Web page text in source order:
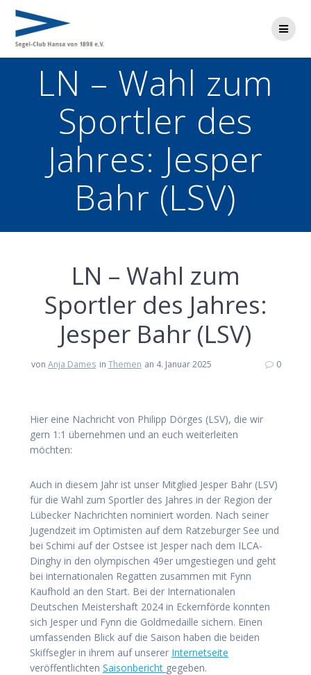
LN – Wahl zum
Sportler des
Jahres: Jesper
Bahr (LSV)
LN – Wahl zum
Sportler des Jahres:
Jesper Bahr (LSV)
vonAnja Dames in Themen an 4. Januar 2025 0
Hier eine Nachricht von Philipp Dörges (LSV), die wir
gern 1:1 übernehmen und an euch weiterleiten
möchten:
Auch in diesem Jahr ist unser Mitglied Jesper Bahr (LSV)
für die Wahl zum Sportler des Jahres in der Region der
Lübecker Nachrichten nominiert worden. Nach seiner
Jugendzeit im Optimisten auf dem Ratzeburger See und
bei Schimi auf der Ostsee ist Jesper nach dem ILCA-
Dinghy in den olympischen 49er umgestiegen und geht
bei internationalen Regatten zusammen mit Fynn
Kaufhold an den Start. Bei der Internationalen
Deutschen Meistershaft 2024 in Eckernförde konnten
sich Jesper und Fynn die Goldmedaille sichern. Einen
umfassenden Blick auf die Saison haben die beiden
Skiffsegler in ihrem auf unserer Internetseite
veröffentlichten Saisonbericht gegeben.